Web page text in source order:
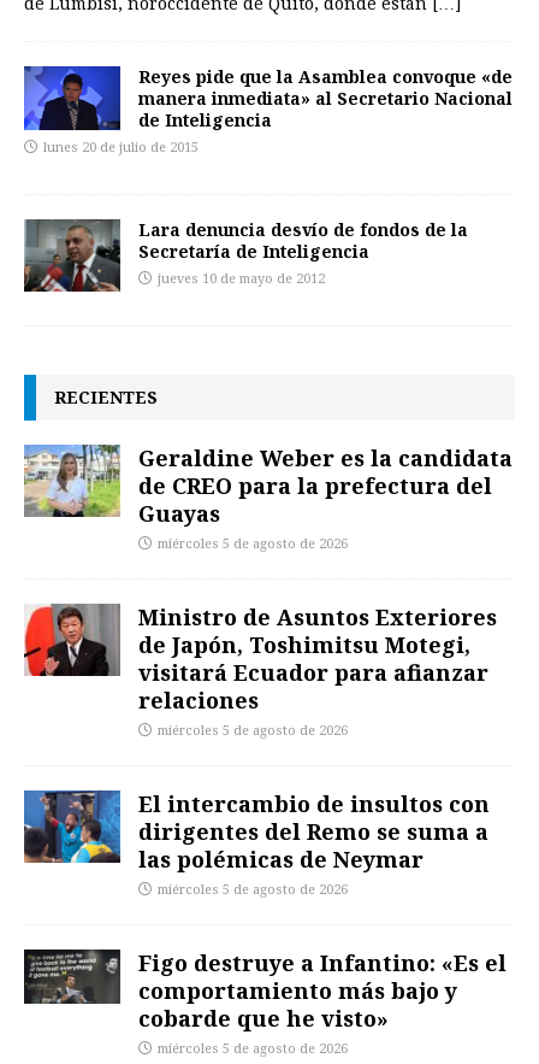
Reyes pide que la Asamblea convoque «de
manera inmediata» al Secretario Nacional
de Inteligencia
lunes 20 de julio de 2015
Lara denuncia desvío de fondos de la
Secretaría de Inteligencia
jueves 10 de mayo de 2012
RECIENTES
Geraldine Weber es la candidata
de CREO para la prefectura del
Guayas
miércoles 5 de agosto de 2026
Ministro de Asuntos Exteriores
de Japón, Toshimitsu Motegi,
visitará Ecuador para afianzar
relaciones
miércoles 5 de agosto de 2026
El intercambio de insultos con
dirigentes del Remo se suma a
las polémicas de Neymar
miércoles 5 de agosto de 2026
Figo destruye a Infantino: «Es el
comportamiento más bajo y
cobarde que he visto»
miércoles 5 de agosto de 2026